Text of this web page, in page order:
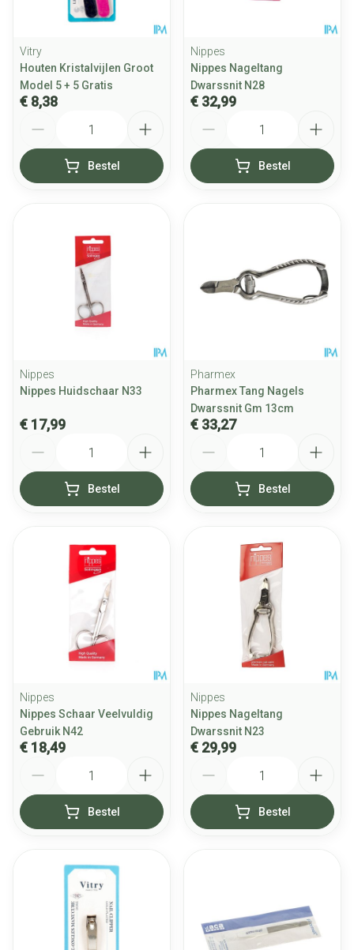
Vitry
Houten Kristalvijlen Groot
Model 5 + 5 Gratis
€ 8,38
Bestel
Nippes
Nippes Nageltang
Dwarssnit N28
€ 32,99
Bestel
Nippes
Nippes Huidschaar N33
€ 17,99
Bestel
Pharmex
Pharmex Tang Nagels
Dwarssnit Gm 13cm
€ 33,27
Bestel
Nippes
Nippes Schaar Veelvuldig
Gebruik N42
€ 18,49
Bestel
Nippes
Nippes Nageltang
Dwarssnit N23
€ 29,99
Bestel